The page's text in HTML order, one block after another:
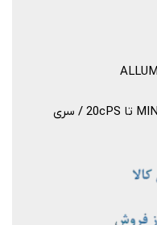
حداکثر ویسکوزیته : سری MINI COMPASS تا 20cPS / سری